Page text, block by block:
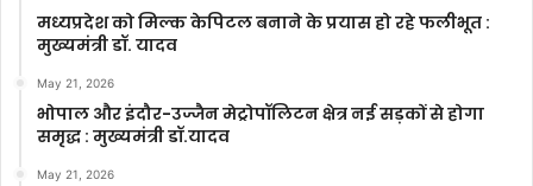
मध्यप्रदेश को मिल्क केपिटल बनाने के प्रयास हो रहे फलीभूत :
मुख्यमंत्री डॉ. यादव
May 21, 2026
भोपाल और इंदौर-उज्जैन मेट्रोपॉलिटन क्षेत्र नई सड़कों से होगा
समृद्ध : मुख्यमंत्री डॉ.यादव
May 21, 2026